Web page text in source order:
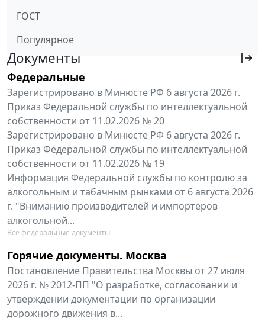
ГОСТ
Популярное
Документы
Федеральные
Зарегистрировано в Минюсте РФ 6 августа 2026 г.
Приказ Федеральной службы по интеллектуальной
собственности от 11.02.2026 № 20
Зарегистрировано в Минюсте РФ 6 августа 2026 г.
Приказ Федеральной службы по интеллектуальной
собственности от 11.02.2026 № 19
Информация Федеральной службы по контролю за
алкогольным и табачным рынками от 6 августа 2026
г. "Вниманию производителей и импортёров
алкогольной...
Все федеральные документы
Горячие документы. Москва
Постановление Правительства Москвы от 27 июля
2026 г. № 2012-ПП "О разработке, согласовании и
утверждении документации по организации
дорожного движения в...